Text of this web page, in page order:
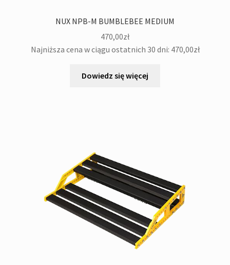
NUX NPB-M BUMBLEBEE MEDIUM
470,00zł
Najniższa cena w ciągu ostatnich 30 dni: 470,00zł
Dowiedz się więcej